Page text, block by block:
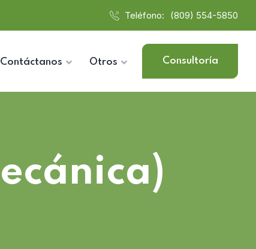
Teléfono: (809) 554-5850
Contáctanos Otros Consultoría